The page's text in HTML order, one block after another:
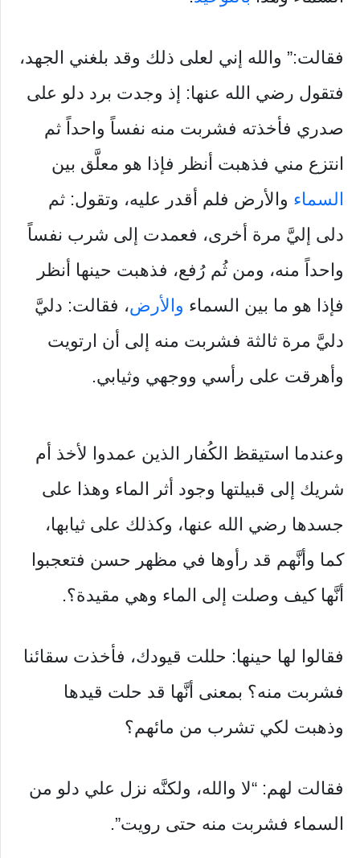
فقالت:” والله إني لعلى ذلك وقد بلغني الجهد،
فتقول رضي الله عنها: إذ وجدت برد دلو على
صدري فأخذته فشربت منه نفساً واحداً ثم
انتزع مني فذهبت أنظر فإذا هو معلَّق بين
السماء والأرض فلم أقدر عليه، وتقول: ثم
دلى إليَّ مرة أخرى، فعمدت إلى شرب نفساً
واحداً منه، ومن ثُم رُفع، فذهبت حينها أنظر
فإذا هو ما بين السماء والأرض، فقالت: دليَّ
دليَّ مرة ثالثة فشربت منه إلى أن ارتويت
وأهرقت على رأسي ووجهي وثيابي.
وعندما استيقظ الكُفار الذين عمدوا لأخذ أم
شريك إلى قبيلتها وجود أثر الماء وهذا على
جسدها رضي الله عنها، وكذلك على ثيابها،
كما وأنَّهم قد رأوها في مظهر حسن فتعجبوا
أنَّها كيف وصلت إلى الماء وهي مقيدة؟.
فقالوا لها حينها: حللت قيودك، فأخذت سقائنا
فشربت منه؟ بمعنى أنَّها قد حلت قيدها
وذهبت لكي تشرب من مائهم؟
فقالت لهم: “لا والله، ولكنَّه نزل علي دلو من
السماء فشربت منه حتى رويت”.